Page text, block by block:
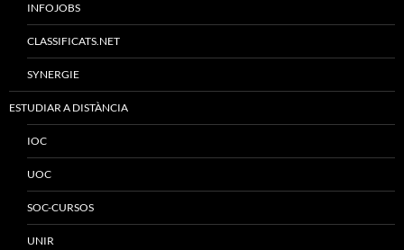
INFOJOBS
CLASSIFICATS.NET
SYNERGIE
ESTUDIAR A DISTÀNCIA
IOC
UOC
SOC-CURSOS
UNIR